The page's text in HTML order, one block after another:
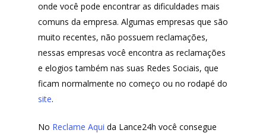
onde você pode encontrar as dificuldades mais
comuns da empresa. Algumas empresas que são
muito recentes, não possuem reclamações,
nessas empresas você encontra as reclamações
e elogios também nas suas Redes Sociais, que
ficam normalmente no começo ou no rodapé do
site.
No Reclame Aqui da Lance24h você consegue